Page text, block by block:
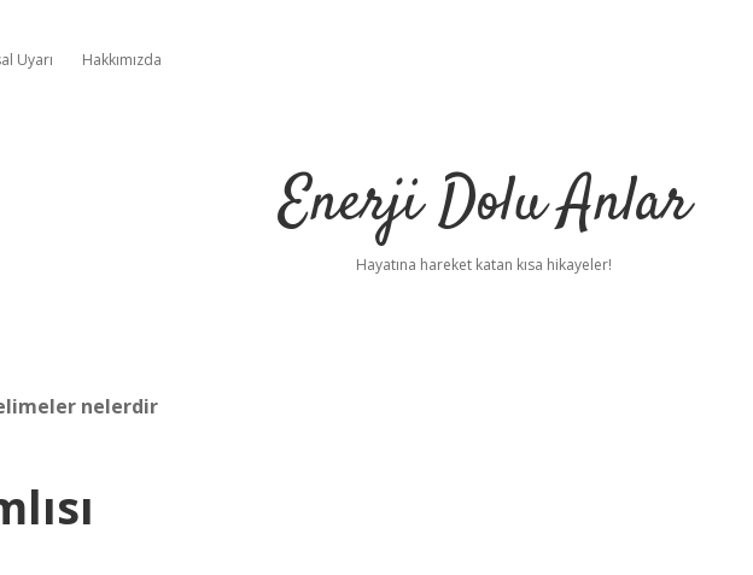
Uyarı Hakkımızda
Enerji Dolu Anlar
Hayatına hareket katan kısa hikayeler!
nelerdir